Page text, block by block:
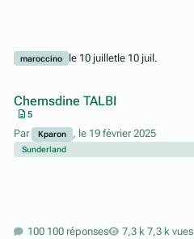
maroccino le 10 juilletle 10 juil.
Chemsdine TALBI
5
Par Kparon , le 19 février 2025
Sunderland
100 réponses 7,3 k vues